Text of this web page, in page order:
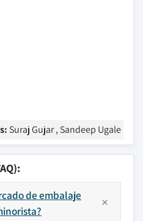
Suraj Gujar , Sandeep Ugale
de embalaje